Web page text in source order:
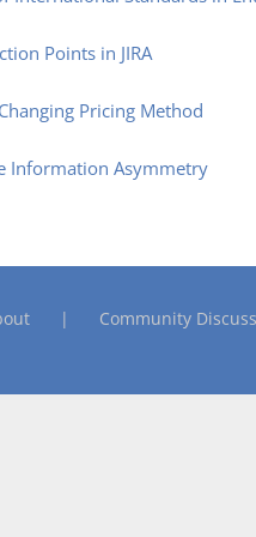
Points in JIRA
Pricing Method
Information Asymmetry
Community